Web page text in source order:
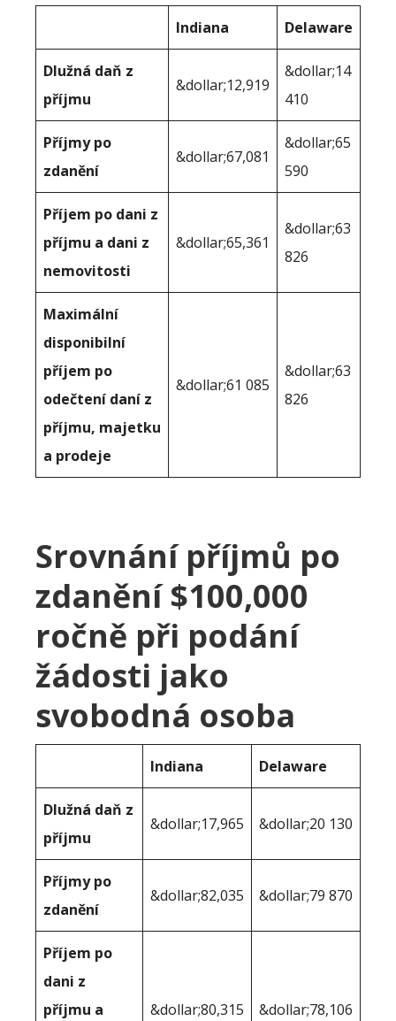
Indiana Delaware
Dlužná daň z
příjmu
&dollar;12,919
&dollar;14
410
Příjmy po
zdanění
&dollar;67,081
&dollar;65
590
Příjem po dani z
příjmu a dani z
nemovitosti
&dollar;65,361
&dollar;63
826
Maximální
disponibilní
příjem po
odečtení daní z
příjmu, majetku
a prodeje
&dollar;61 085
&dollar;63
826
Srovnání příjmů po
zdanění $100,000
ročně při podání
žádosti jako
svobodná osoba
Indiana Delaware
Dlužná daň z
příjmu
&dollar;17,965 &dollar;20 130
Příjmy po
zdanění
&dollar;82,035 &dollar;79 870
Příjem po
dani z
příjmu a
&dollar;80,315 &dollar;78,106